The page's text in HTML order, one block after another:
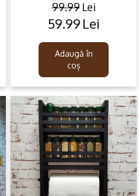
99.99 Lei
Original
was:
99.99lei.
59.99 Lei
Current
is:
59.99lei.
Adaugă în
coș